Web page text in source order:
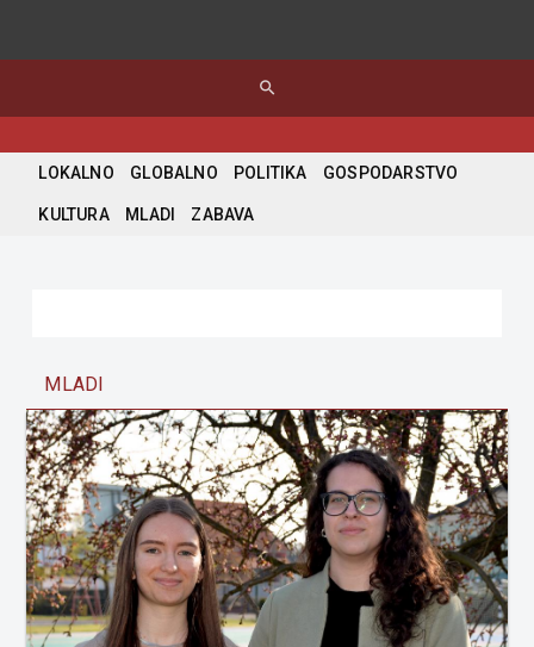
search
LOKALNO GLOBALNO POLITIKA GOSPODARSTVO
KULTURA MLADI ZABAVA
MLADI